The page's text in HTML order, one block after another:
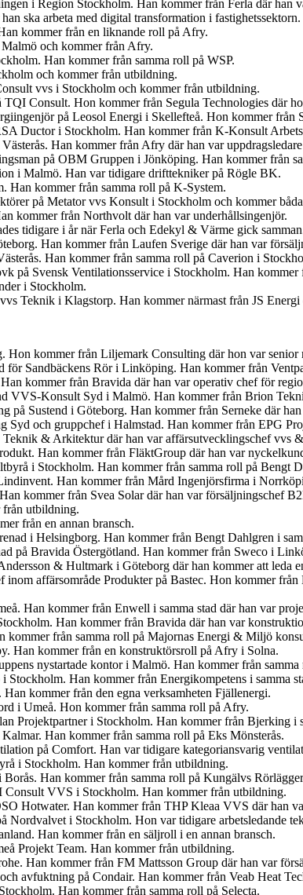
i Region Stockholm. Han kommer från Ferla där han
ska arbeta med digital transformation i
kommer från en liknande roll på Afry.
och kommer från Afry.
Han kommer från samma roll på WSP.
och kommer från utbildning.
vvs i Stockholm och kommer från utbildning.
Consult. Hon kommer från Segula Technologies där
på Leosol Energi i Skellefteå. Hon kommer från
Ductor i Stockholm. Han kommer från K-Konsult
Han kommer från Afry där han var
på OBM Gruppen i Jönköping. Han kommer från
i Malmö. Han var tidigare drifttekniker på Rögle BK.
Han kommer från samma roll på K-System.
på Metator vvs Konsult i Stockholm och kommer
kommer från Northvolt där han var underhållsingenjör.
tidigare i år när Ferla och Edekyl & Värme gick
Han kommer från Laufen Sverige där han var
Han kommer från samma roll på Caverion i
på Svensk Ventilationsservice i Stockholm. Han
i Stockholm.
Teknik i Klagstorp. Han kommer närmast från JS
kommer från Liljemark Consulting där hon var senior
Sandbäckens Rör i Linköping. Han kommer från
kommer från Bravida där han var operativ chef för
VVS-Konsult Syd i Malmö. Han kommer från Brion
på Sustend i Göteborg. Han kommer från Serneke där
Syd och gruppchef i Halmstad. Han kommer från EPG
& Arkitektur där han var affärsutvecklingschef vvs
Han kommer från FläktGroup där han var
i Stockholm. Han kommer från samma roll på Bengt
Han kommer från Mård Ingenjörsfirma i
kommer från Svea Solar där han var försäljningschef
utbildning.
från en annan bransch.
i Helsingborg. Han kommer från Bengt Dahlgren i
på Bravida Östergötland. Han kommer från Sweco i
& Hultmark i Göteborg där han kommer att
inom affärsområde Produkter på Bastec. Hon kommer
Han kommer från Enwell i samma stad där han var
Han kommer från Bravida där han var
kommer från samma roll på Majornas Energi & Miljö
Han kommer från en konstruktörsroll på Afry i Solna.
nystartade kontor i Malmö. Han kommer från
Stockholm. Han kommer från Energikompetens i samma
kommer från den egna verksamheten Fjällenergi.
i Umeå. Hon kommer från samma roll på Afry.
Projektpartner i Stockholm. Han kommer från Bjerking i
Han kommer från samma roll på Eks Mönsterås.
på Comfort. Han var tidigare kategoriansvarig
i Stockholm. Han kommer från utbildning.
Han kommer från samma roll på Kungälvs
Consult VVS i Stockholm. Han kommer från utbildning.
Hotwater. Han kommer från THP Kleaa VVS där han
Nordvalvet i Stockholm. Hon var tidigare arbetsledande
Han kommer från en säljroll i en annan bransch.
Projekt Team. Han kommer från utbildning.
Han kommer från FM Mattsson Group där han var
avfuktning på Condair. Han kommer från Veab Heat
Han kommer från samma roll på Selecta.